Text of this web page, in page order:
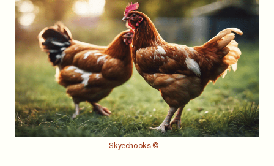
© Skyechooks